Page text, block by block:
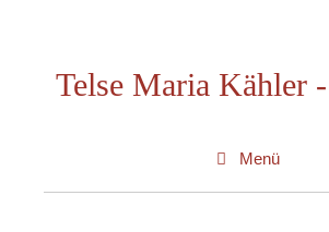
springenTelse Maria Kähler
Menü